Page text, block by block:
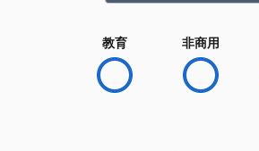
教育 非商用